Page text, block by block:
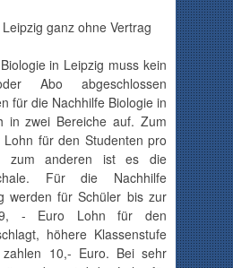
ganz ohne Vertrag
in Leipzig muss kein
Abo abgeschlossen
für die Nachhilfe Biologie in
in zwei Bereiche auf. Zum
für den Studenten pro
zum anderen ist es die
. Für die Nachhilfe
werden für Schüler bis zur
9, - Euro Lohn für den
höhere Klassenstufe
zahlen 10,- Euro. Bei sehr